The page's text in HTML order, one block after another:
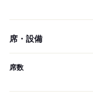
席・設備
席数